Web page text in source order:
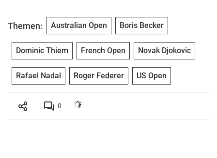
Themen: Australian Open Boris Becker
Dominic Thiem French Open Novak Djokovic
Rafael Nadal Roger Federer US Open
0